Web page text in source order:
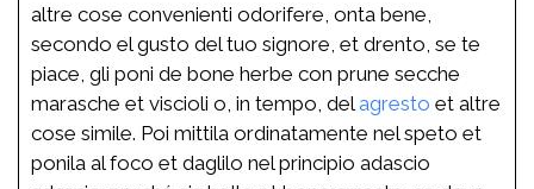
altre cose convenienti odorifere, onta bene,
secondo el gusto del tuo signore, et drento, se te
piace, gli poni de bone herbe con prune secche
marasche et viscioli o, in tempo, delagresto et altre
cose simile. Poi mittila ordinatamente nel speto et
ponila al foco et daglilo nel principio adascio